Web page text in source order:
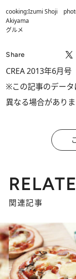
cooking:Izumi Shoji
Akiyama
グルメ
Share
CREA 2013年6月号
※この記事のデー
異なる場合がありま
関連記事